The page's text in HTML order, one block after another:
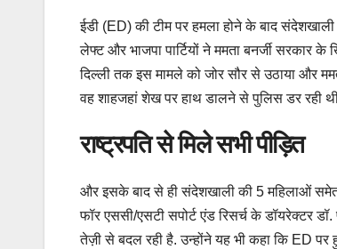
ईडी (ED) की टीम पर हमला होने के बाद
लेफ्ट और भाजपा पार्टियों ने ममता बनर्जी सरकार
दिल्ली तक इस मामले को जोर सौर से उठाया और
वह शाहजहां शेख पर हाथ डालने से पुलिस डर रही
राष्ट्रपति से मिले सभी पीड़ित
और इसके बाद से ही संदेशखाली की 5 महिलाओं समेत
फॉर एससी/एसटी सपोर्ट एंड रिसर्च के डॉयरेक्टर
तेज़ी से बदल रही है. उन्होंने यह भी कहा कि ED पर